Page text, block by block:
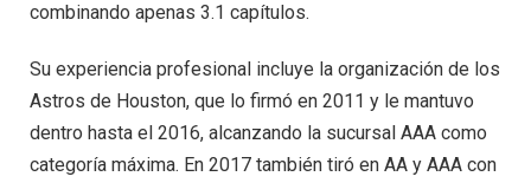
combinando apenas 3.1 capítulos.
Su experiencia profesional incluye la organización de los
Astros de Houston, que lo firmó en 2011 y le mantuvo
dentro hasta el 2016, alcanzando la sucursal AAA como
categoría máxima. En 2017 también tiró en AA y AAA con